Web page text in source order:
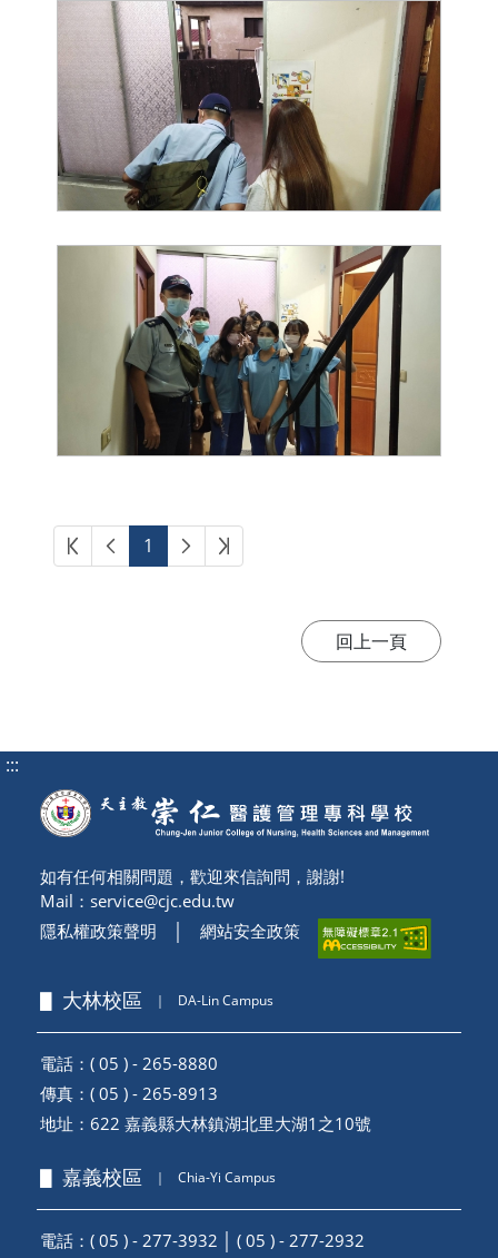
第一頁上一頁
1 下一頁最後頁
:::
如有任何相關問題，歡迎來信詢問，謝謝!
Mail： service@cjc.edu.tw
隱私權政策聲明
網站安全政策
▋ 大林校區 ｜ DA-Lin Campus
電話：( 05 ) - 265-8880
傳真：( 05 ) - 265-8913
地址： 622 嘉義縣大林鎮湖北里大湖1之10號
▋ 嘉義校區 ｜ Chia-Yi Campus
電話：( 05 ) - 277-3932 │ ( 05 ) - 277-2932